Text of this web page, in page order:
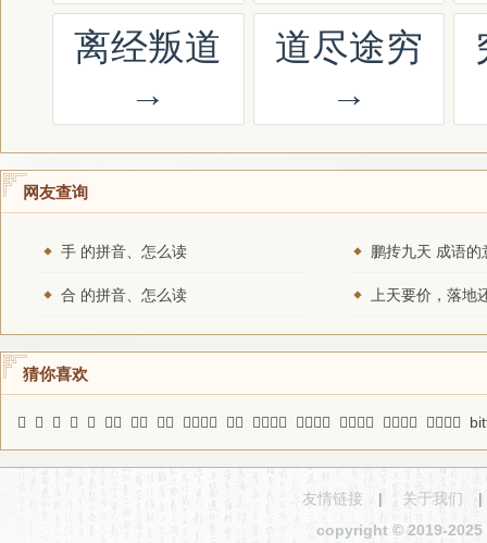
离经叛道
→
道尽途穷
→
网友查询
手 的拼音、怎么读 鹏抟九天 成语的
合 的拼音、怎么读
猜你喜欢
𧌲 酂 𥩋 寭 𩇟 溢欲 不省 敷浅 清正廉明 诣入 早为之所 磨砻镌切 巴山夜雨 云屯雨集 孽根祸胎
友情链接 | 关于我们
copyright © 2019-2025